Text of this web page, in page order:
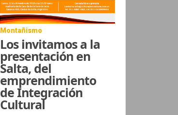
Montañismo
Los invitamos a la
presentación en
Salta, del
emprendimiento
de Integración
Cultural